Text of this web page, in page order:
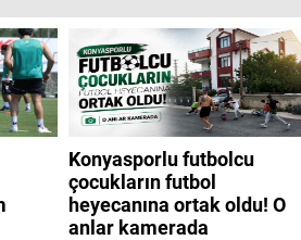
Konyasporlu futbolcu
çocukların futbol
heyecanına ortak oldu! O
anlar kamerada